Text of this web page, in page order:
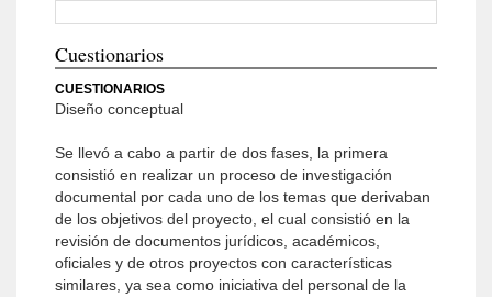
Cuestionarios
CUESTIONARIOS
Diseño conceptual
Se llevó a cabo a partir de dos fases, la primera
consistió en realizar un proceso de investigación
documental por cada uno de los temas que derivaban
de los objetivos del proyecto, el cual consistió en la
revisión de documentos jurídicos, académicos,
oficiales y de otros proyectos con características
similares, ya sea como iniciativa del personal de la